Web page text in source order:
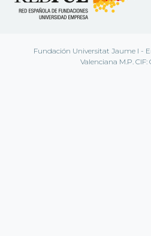
Fundación Universitat Jaume I -
Valenciana M.P. CIF: